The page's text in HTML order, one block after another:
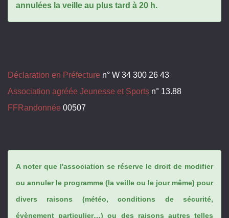
annulées la veille au plus tard à 20 h.
Déclaration en Préfecture n° W 34 300 26 43
Association agréée Jeunesse et Sports n° 13.88
FFRandonnée 00507
A noter que l'association se réserve le droit de modifier
ou annuler le programme (la veille ou le jour même) pour
divers raisons (météo, conditions de sécurité,
évènement particulier…) ou des raisons autres telles